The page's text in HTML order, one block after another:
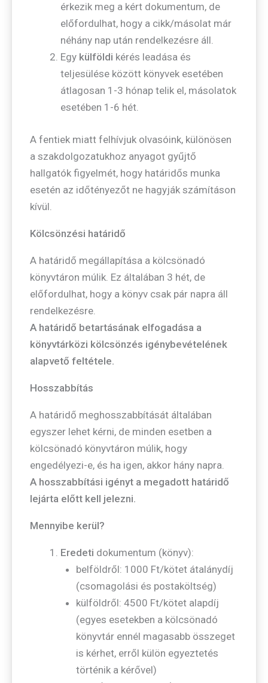
érkezik meg a kért dokumentum, de
előfordulhat, hogy a cikk/másolat már
néhány nap után rendelkezésre áll.
Egy külföldi kérés leadása és
teljesülése között könyvek esetében
átlagosan 1-3 hónap telik el, másolatok
esetében 1-6 hét.
A fentiek miatt felhívjuk olvasóink, különösen
a szakdolgozatukhoz anyagot gyűjtő
hallgatók figyelmét, hogy határidős munka
esetén az időtényezőt ne hagyják számításon
kívül.
Kölcsönzési határidő
A határidő megállapítása a kölcsönadó
könyvtáron múlik. Ez általában 3 hét, de
előfordulhat, hogy a könyv csak pár napra áll
rendelkezésre.
A határidő betartásának elfogadása a
könyvtárközi kölcsönzés igénybevételének
alapvető feltétele.
Hosszabbítás
A határidő meghosszabbítását általában
egyszer lehet kérni, de minden esetben a
kölcsönadó könyvtáron múlik, hogy
engedélyezi-e, és ha igen, akkor hány napra.
A hosszabbítási igényt a megadott határidő
lejárta előtt kell jelezni.
Mennyibe kerül?
Eredeti dokumentum (könyv):
belföldről: 1000 Ft/kötet átalánydíj
(csomagolási és postaköltség)
külföldről: 4500 Ft/kötet alapdíj
(egyes esetekben a kölcsönadó
könyvtár ennél magasabb összeget
is kérhet, erről külön egyeztetés
történik a kérővel)